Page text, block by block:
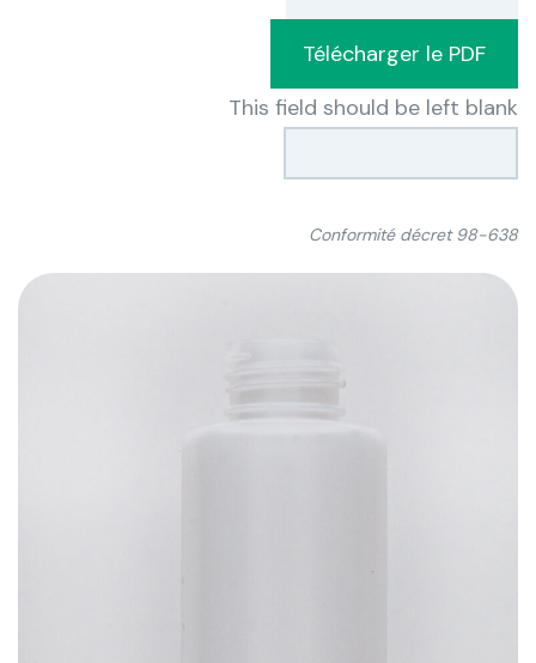
Télécharger le PDF
This field should be left blank
Conformité décret 98-638